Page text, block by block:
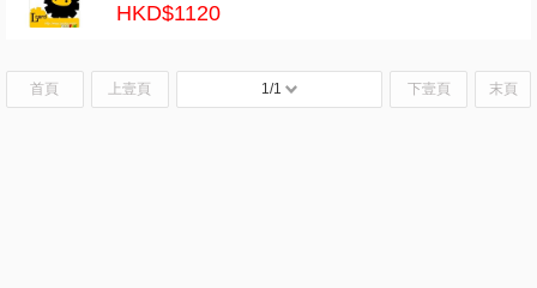
HKD$1120
首頁 上壹頁 1/1 下壹頁 末頁